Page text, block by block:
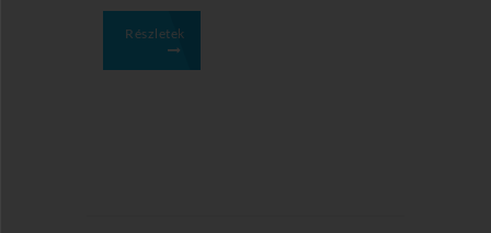
Részletek